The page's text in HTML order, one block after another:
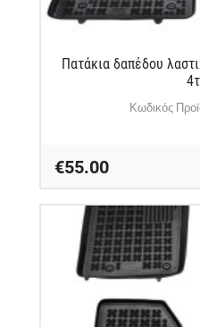
Πατάκια δαπέδου
Κωδικός
€55.00